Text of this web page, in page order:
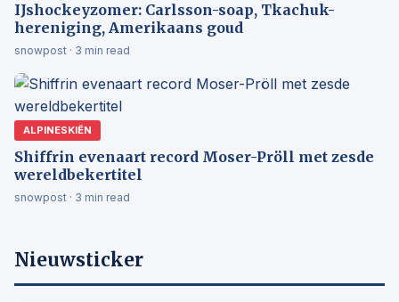
IJshockeyzomer: Carlsson-soap, Tkachuk-
hereniging, Amerikaans goud
snowpost · 3 min read
ALPINESKIËN
Shiffrin evenaart record Moser-Pröll met zesde
wereldbekertitel
snowpost · 3 min read
Nieuwsticker